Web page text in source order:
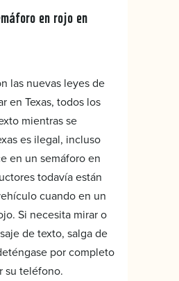
en rojo en
las nuevas leyes de
en Texas, todos los
mientras se
es ilegal, incluso
en un semáforo en
todavía están
cuando en un
Si necesita mirar o
de texto, salga de
por completo
su teléfono.